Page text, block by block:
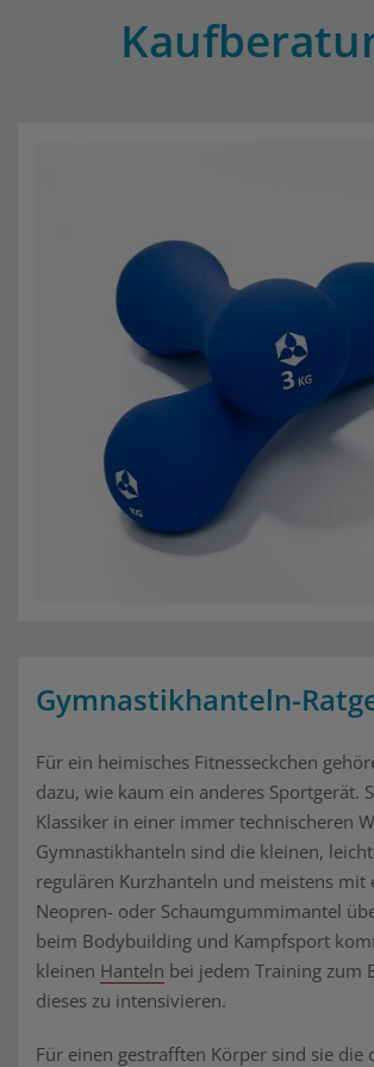
Gymnastikhanteln-
Für ein heimisches Fitnesseckchen
dazu, wie kaum ein anderes Sportgerät.
Klassiker in einer immer technischeren
Gymnastikhanteln sind die kleinen,
regulären Kurzhanteln und meistens mit
Neopren- oder Schaumgummimantel
beim Bodybuilding und Kampfsport
kleinen Hanteln bei jedem Training zum
dieses zu intensivieren.
Für einen gestrafften Körper sind sie die